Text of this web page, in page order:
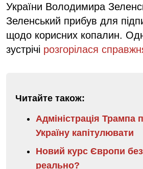
України Володимира
Зеленський прибув для
щодо корисних копалин.
зустрічі розгорілася
Читайте також:
Адміністрація Трампа
Україну капітулювати
Новий курс Європи
реально?